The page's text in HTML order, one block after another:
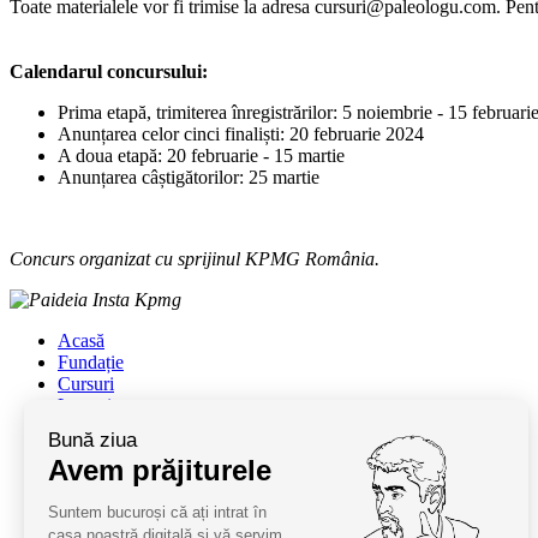
Toate materialele vor fi trimise la adresa cursuri@paleologu.com.
Calendarul concursului:
Prima etapă, trimiterea înregistrărilor: 5 noiembrie - 15 februarie
Anunțarea celor cinci finaliști: 20 februarie 2024
A doua etapă: 20 februarie - 15 martie
Anunțarea câștigătorilor: 25 martie
Concurs organizat cu sprijinul KPMG România.
Acasă
Fundație
Cursuri
Lectori
Termeni și condiții
Cum deveniți oaspeți
SAL ANPC
Bună ziua
Avem prăjiturele
Suntem bucuroși că ați intrat în
casa noastră digitală și vă servim